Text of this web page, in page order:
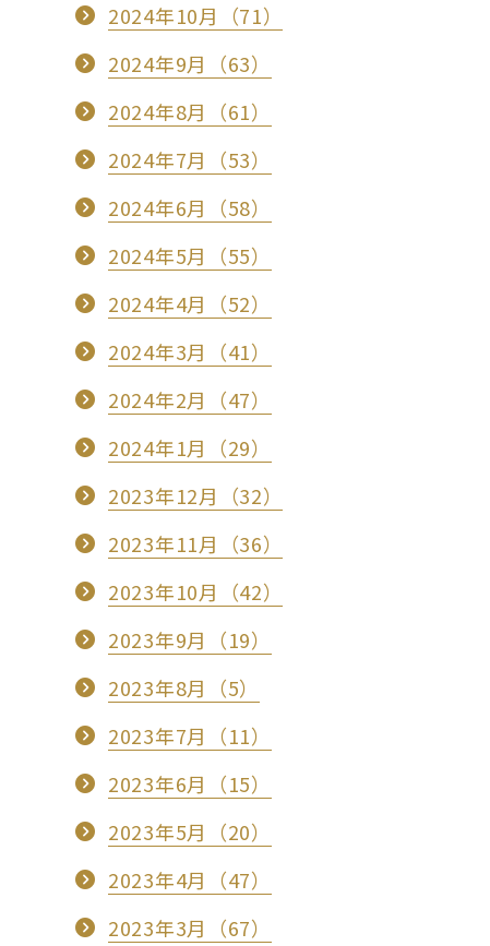
2024年10月（71）
2024年9月（63）
2024年8月（61）
2024年7月（53）
2024年6月（58）
2024年5月（55）
2024年4月（52）
2024年3月（41）
2024年2月（47）
2024年1月（29）
2023年12月（32）
2023年11月（36）
2023年10月（42）
2023年9月（19）
2023年8月（5）
2023年7月（11）
2023年6月（15）
2023年5月（20）
2023年4月（47）
2023年3月（67）